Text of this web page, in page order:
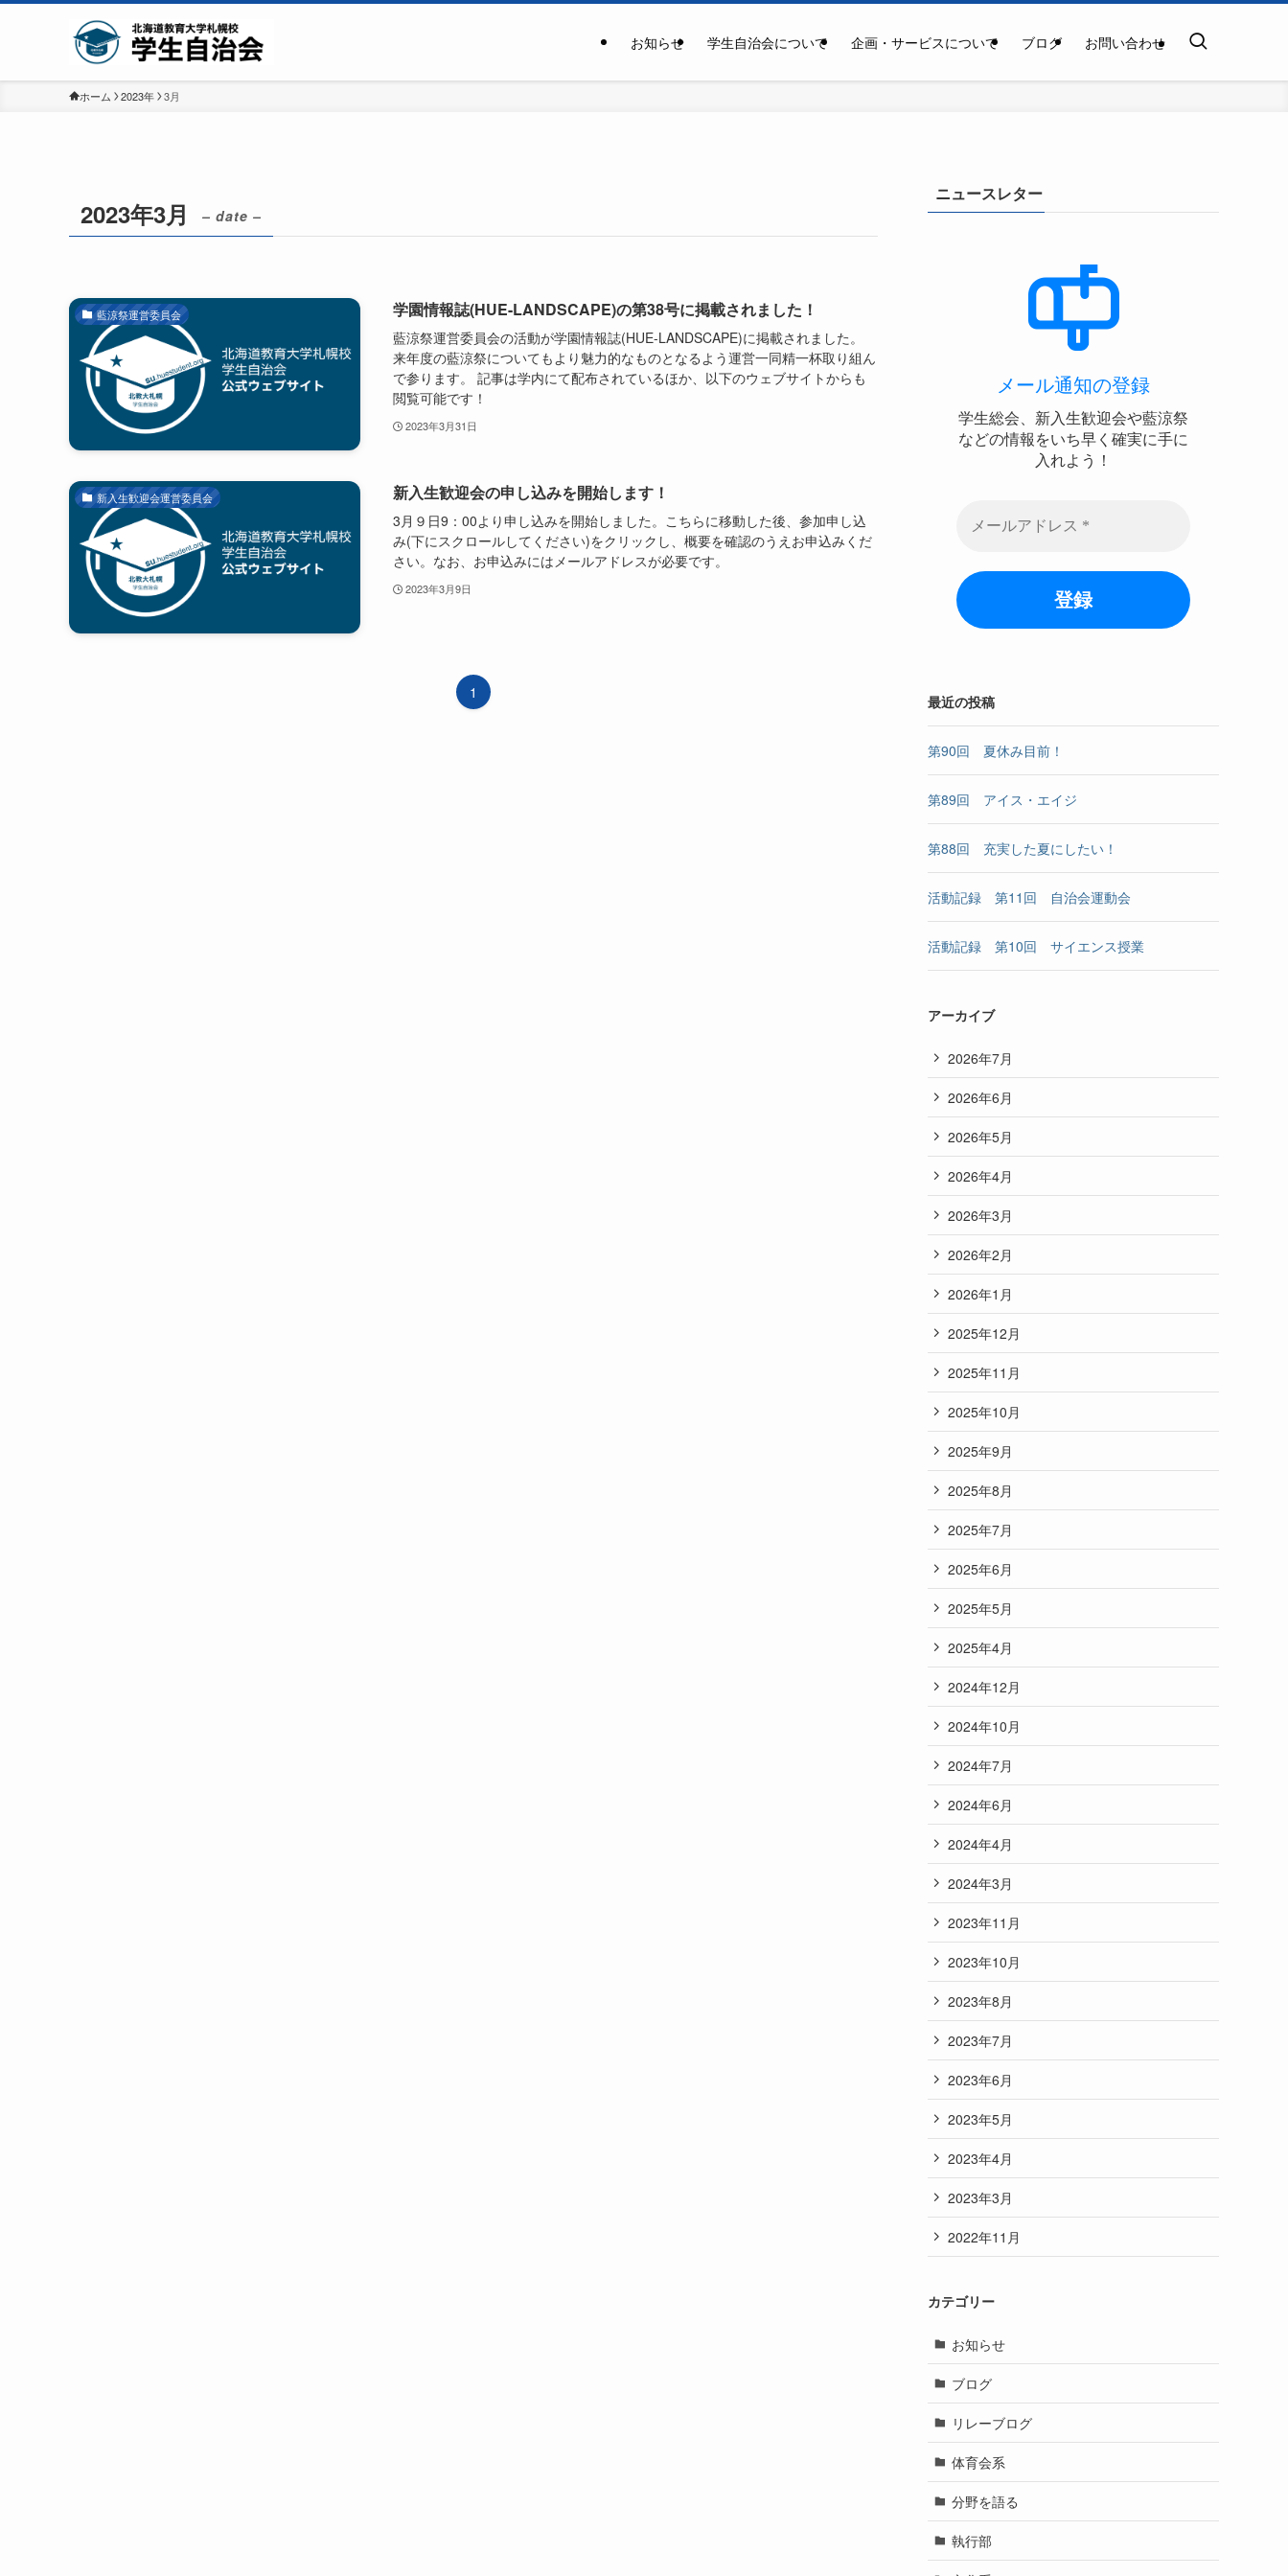
お知らせ 学生自治会について 企画・サービスについて ブログ お問い合わせ
ホーム 2023年 3月
2023年3月 – date –
藍涼祭運営委員会 学園情報誌(HUE-LANDSCAPE)の第38号に掲載されました！
藍涼祭運営委員会の活動が学園情報誌(HUE-LANDSCAPE)に掲載されました。
来年度の藍涼祭についてもより魅力的なものとなるよう運営一同精一杯取り組ん
で参ります。 記事は学内にて配布されているほか、以下のウェブサイトからも
閲覧可能です！
2023年3月31日
新入生歓迎会運営委員会 新入生歓迎会の申し込みを開始します！
3月９日9：00より申し込みを開始しました。こちらに移動した後、参加申し込
み(下にスクロールしてください)をクリックし、概要を確認のうえお申込みくだ
さい。なお、お申込みにはメールアドレスが必要です。
2023年3月9日
1
ニュースレター
メール通知の登録
学生総会、新入生歓迎会や藍涼祭
などの情報をいち早く確実に手に
入れよう！
最近の投稿
第90回 夏休み目前！
第89回 アイス・エイジ
第88回 充実した夏にしたい！
活動記録 第11回 自治会運動会
活動記録 第10回 サイエンス授業
アーカイブ
2026年7月
2026年6月
2026年5月
2026年4月
2026年3月
2026年2月
2026年1月
2025年12月
2025年11月
2025年10月
2025年9月
2025年8月
2025年7月
2025年6月
2025年5月
2025年4月
2024年12月
2024年10月
2024年7月
2024年6月
2024年4月
2024年3月
2023年11月
2023年10月
2023年8月
2023年7月
2023年6月
2023年5月
2023年4月
2023年3月
2022年11月
カテゴリー
お知らせ
ブログ
リレーブログ
体育会系
分野を語る
執行部